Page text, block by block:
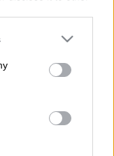
or more Google
You may click to
party tags to
in below Google
τους
χωρίς να…
χαμόγελα
Ερντογάν,